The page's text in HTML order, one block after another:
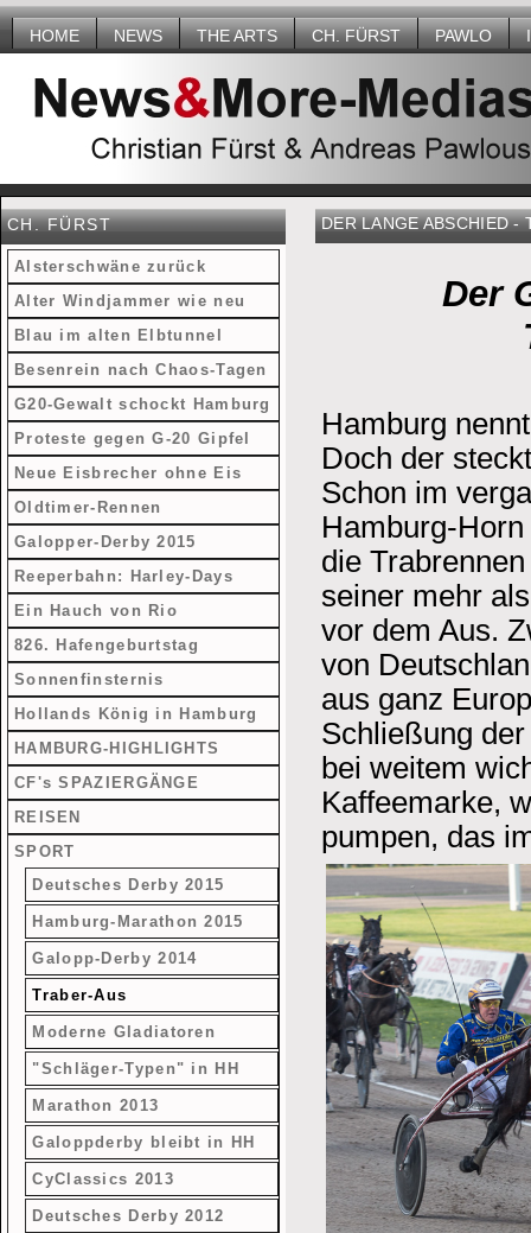
HOME NEWS THE ARTS CH. FÜRST PAWLO
CH. FÜRST
Alsterschwäne zurück
Alter Windjammer wie neu
Blau im alten Elbtunnel
Besenrein nach Chaos-Tagen
G20-Gewalt schockt Hamburg
Proteste gegen G-20 Gipfel
Neue Eisbrecher ohne Eis
Oldtimer-Rennen
Galopper-Derby 2015
Reeperbahn: Harley-Days
Ein Hauch von Rio
826. Hafengeburtstag
Sonnenfinsternis
Hollands König in Hamburg
HAMBURG-HIGHLIGHTS
CF's SPAZIERGÄNGE
REISEN
SPORT
Deutsches Derby 2015
Hamburg-Marathon 2015
Galopp-Derby 2014
Traber-Aus
Moderne Gladiatoren
"Schläger-Typen" in HH
Marathon 2013
Galoppderby bleibt in HH
CyClassics 2013
Deutsches Derby 2012
DER LANGE ABSCHIED -
Der
Hamburg
Doch der
Schon im
Hamburg-
die
seiner mehr
vor dem Aus.
von
aus ganz
Schließung
bei weitem
Kaffeemarke,
pumpen, das